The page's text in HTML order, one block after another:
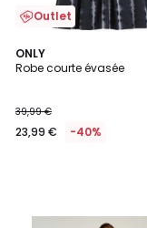
Outlet
ONLY
Robe courte évasée
39,99 €
23,99 € -40%